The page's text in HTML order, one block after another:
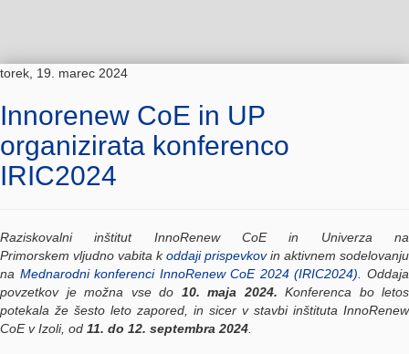
torek, 19. marec 2024
Innorenew CoE in UP
organizirata konferenco
IRIC2024
Raziskovalni inštitut InnoRenew CoE in Univerza na
Primorskem vljudno vabita koddaji prispevkovin aktivnem sodelovanju
na Mednarodni konferenci InnoRenew CoE 2024 (IRIC2024).
Oddaja
povzetkov je možna vse do 10. maja 2024. Konferenca bo letos
potekala že šesto leto zapored, in sicer v stavbi inštituta InnoRenew
CoE v Izoli, od 11. do 12. septembra 2024